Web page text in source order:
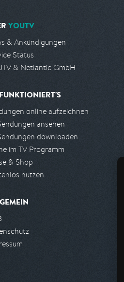
YOUTV
& Ankündigungen
Status
& Netlantic GmbH
online aufzeichnen
ansehen
downloaden
im TV Programm
& Shop
nutzen